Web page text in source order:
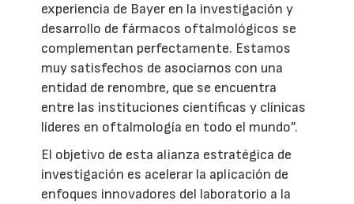
experiencia de Bayer en la investigación y
desarrollo de fármacos oftalmológicos se
complementan perfectamente. Estamos
muy satisfechos de asociarnos con una
entidad de renombre, que se encuentra
entre las instituciones científicas y clínicas
líderes en oftalmología en todo el mundo”.
El objetivo de esta alianza estratégica de
investigación es acelerar la aplicación de
enfoques innovadores del laboratorio a la